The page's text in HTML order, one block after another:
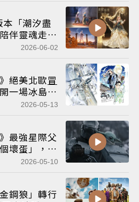
本「潮汐盡
伴靈魂走過
2026-06-02
絕美北歐冒
一場冰島觀
2026-05-13
最強星際父
壞蛋」，沉
2026-05-10
鋼狼」轉行